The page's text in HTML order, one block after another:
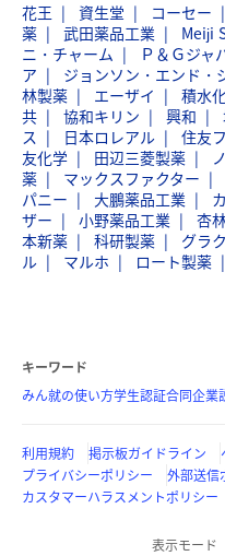
花王 資生堂 コーセー
薬
武田薬品工業 Meiji
ニ・チャーム
Ｐ＆Ｇジャ
ア
ジョンソン・エンド・
林製薬
エーザイ 積水
共
協和キリン 興和
ス
日本ロレアル 住友
友化学
田辺三菱製薬
薬
マックスファクター
パニー
大鵬薬品工業
ザー
小野薬品工業 杏
本新薬
科研製薬 グラ
ル
マルホ ロート製薬
キーワード
みん就の使い方学生認証合同企業
利用規約 掲示板ガイドライン
プライバシーポリシー
外部送信
カスタマーハラスメントポリシー
表示モード